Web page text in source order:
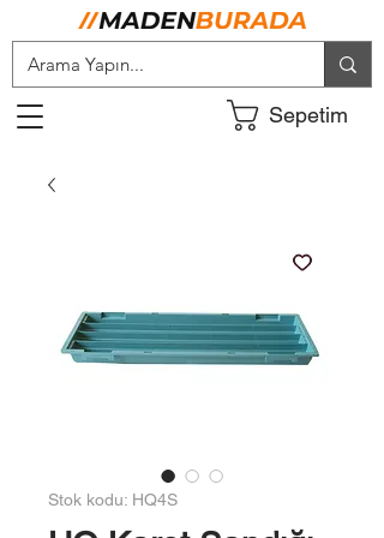
Sepetim
Stok kodu: HQ4S